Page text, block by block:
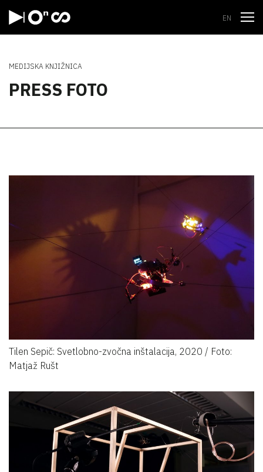
EN
MEDIJSKA KNJIŽNICA
PRESS FOTO
Tilen Sepič: Svetlobno-zvočna inštalacija, 2020 / Foto:
Matjaž Rušt